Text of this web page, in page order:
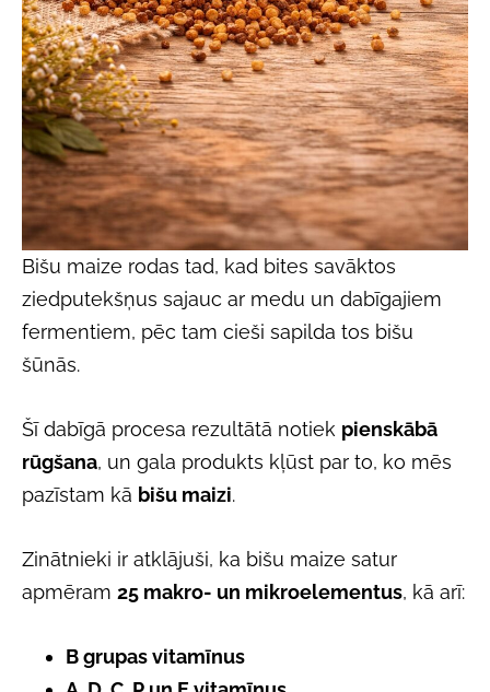
Bišu maize rodas tad, kad bites savāktos
ziedputekšņus sajauc ar medu un dabīgajiem
fermentiem, pēc tam cieši sapilda tos bišu
šūnās.
Šī dabīgā procesa rezultātā notiek pienskābā
rūgšana, un gala produkts kļūst par to, ko mēs
pazīstam kā bišu maizi.
Zinātnieki ir atklājuši, ka bišu maize satur
apmēram 25 makro- un mikroelementus, kā arī:
B grupas vitamīnus